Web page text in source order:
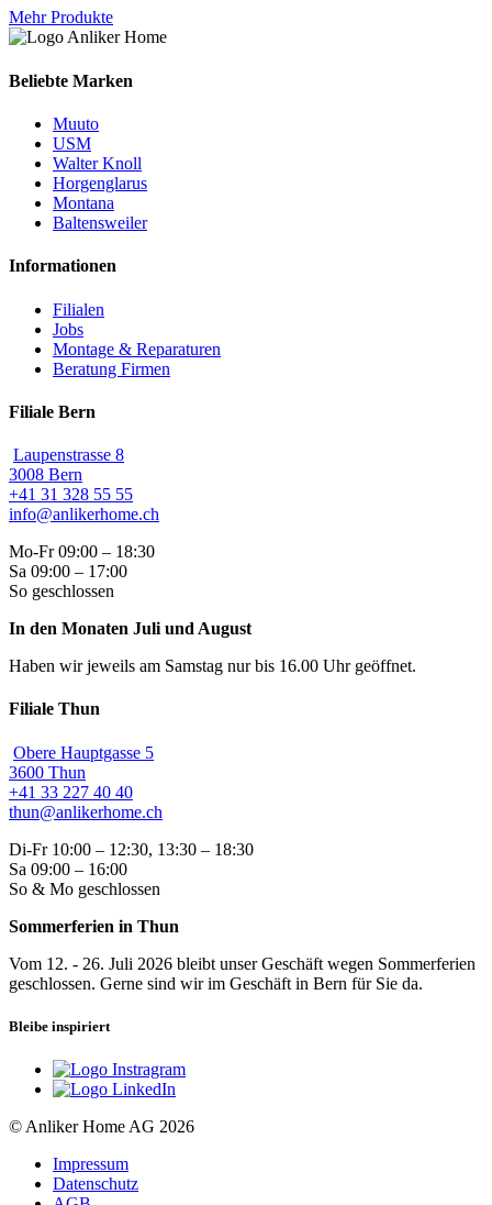
Mehr Produkte
Beliebte Marken
Muuto
USM
Walter Knoll
Horgenglarus
Montana
Baltensweiler
Informationen
Filialen
Jobs
Montage & Reparaturen
Beratung Firmen
Filiale Bern
Laupenstrasse 8
3008 Bern
+41 31 328 55 55
info@anlikerhome.ch
Mo-Fr 09:00 – 18:30
Sa 09:00 – 17:00
So geschlossen
In den Monaten Juli und August
Haben wir jeweils am Samstag nur bis 16.00 Uhr geöffnet.
Filiale Thun
Obere Hauptgasse 5
3600 Thun
+41 33 227 40 40
thun@anlikerhome.ch
Di-Fr 10:00 – 12:30, 13:30 – 18:30
Sa 09:00 – 16:00
So & Mo geschlossen
Sommerferien in Thun
Vom 12. - 26. Juli 2026 bleibt unser Geschäft wegen Sommerferien
geschlossen. Gerne sind wir im Geschäft in Bern für Sie da.
Bleibe inspiriert
© Anliker Home AG 2026
Impressum
Datenschutz